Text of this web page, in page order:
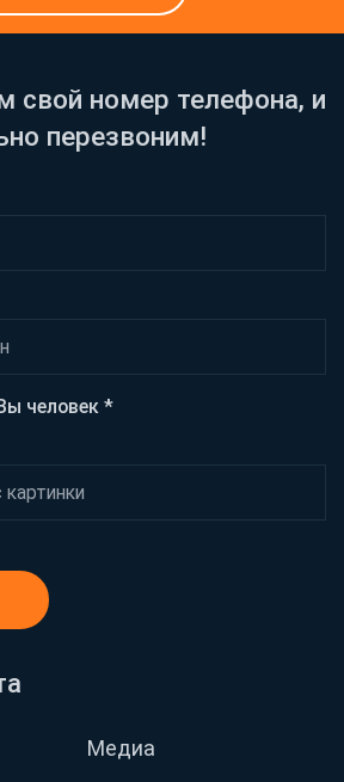
Медиа
свой номер телефона, и
перезвоним!
человек *